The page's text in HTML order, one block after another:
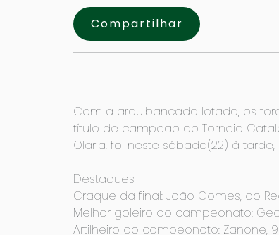
Compartilhar
Com a arquibancada lotada, os
título de campeão do Torneio
Olaria, foi neste sábado(22) à tarde,
Destaques
Craque da final: João Gomes, do
Melhor goleiro do campeonato:
Artilheiro do campeonato: Zanone,